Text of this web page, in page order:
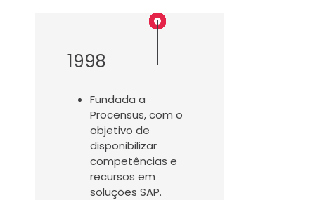
1998
Fundada a
Procensus, com o
objetivo de
disponibilizar
competências e
recursos em
soluções SAP.